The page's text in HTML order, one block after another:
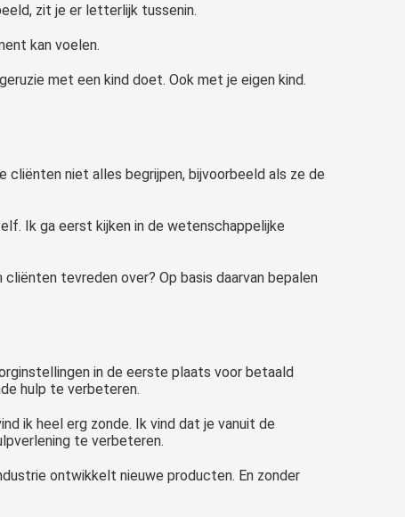
zit je er letterlijk tussenin.
kan voelen.
met een kind doet. Ook met je eigen kind.
cliënten niet alles begrijpen, bijvoorbeeld als ze de
Ik ga eerst kijken in de wetenschappelijke
tevreden over? Op basis daarvan bepalen
in de eerste plaats voor betaald
hulp te verbeteren.
ik heel erg zonde. Ik vind dat je vanuit de
te verbeteren.
ontwikkelt nieuwe producten. En zonder